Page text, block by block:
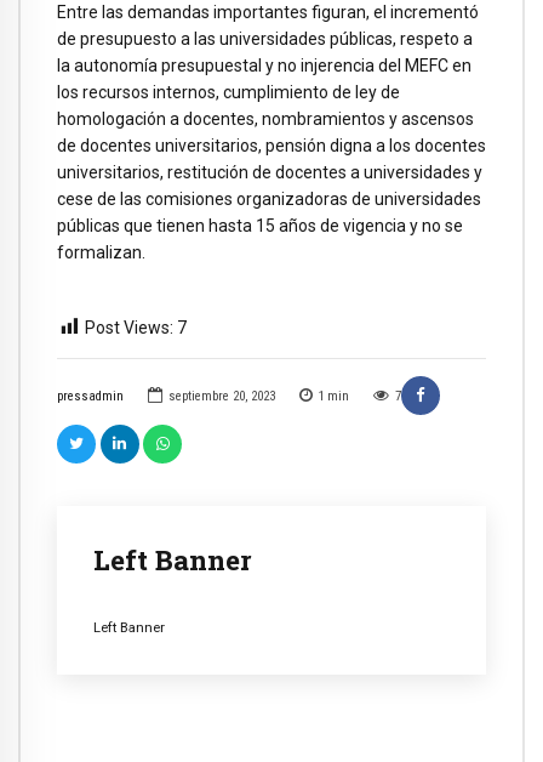
pressadmin septiembre 20, 2023 1 min 7
Left Banner
Left Banner
Entre las demandas importantes figuran, el incrementó
de presupuesto a las universidades públicas, respeto a
la autonomía presupuestal y no injerencia del MEFC en
los recursos internos, cumplimiento de ley de
homologación a docentes, nombramientos y ascensos
de docentes universitarios, pensión digna a los docentes
universitarios, restitución de docentes a universidades y
cese de las comisiones organizadoras de universidades
públicas que tienen hasta 15 años de vigencia y no se
formalizan.
Post Views: 7